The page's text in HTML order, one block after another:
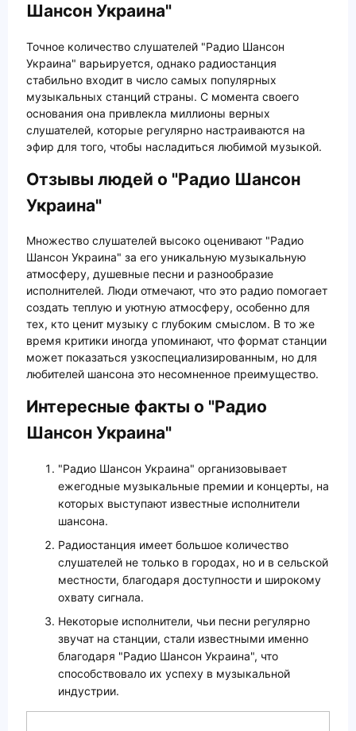
Шансон Украина"
Точное количество слушателей "Радио Шансон
Украина" варьируется, однако радиостанция
стабильно входит в число самых популярных
музыкальных станций страны. С момента своего
основания она привлекла миллионы верных
слушателей, которые регулярно настраиваются на
эфир для того, чтобы насладиться любимой музыкой.
Отзывы людей о "Радио Шансон
Украина"
Множество слушателей высоко оценивают "Радио
Шансон Украина" за его уникальную музыкальную
атмосферу, душевные песни и разнообразие
исполнителей. Люди отмечают, что это радио помогает
создать теплую и уютную атмосферу, особенно для
тех, кто ценит музыку с глубоким смыслом. В то же
время критики иногда упоминают, что формат станции
может показаться узкоспециализированным, но для
любителей шансона это несомненное преимущество.
Интересные факты о "Радио
Шансон Украина"
"Радио Шансон Украина" организовывает
ежегодные музыкальные премии и концерты, на
которых выступают известные исполнители
шансона.
Радиостанция имеет большое количество
слушателей не только в городах, но и в сельской
местности, благодаря доступности и широкому
охвату сигнала.
Некоторые исполнители, чьи песни регулярно
звучат на станции, стали известными именно
благодаря "Радио Шансон Украина", что
способствовало их успеху в музыкальной
индустрии.